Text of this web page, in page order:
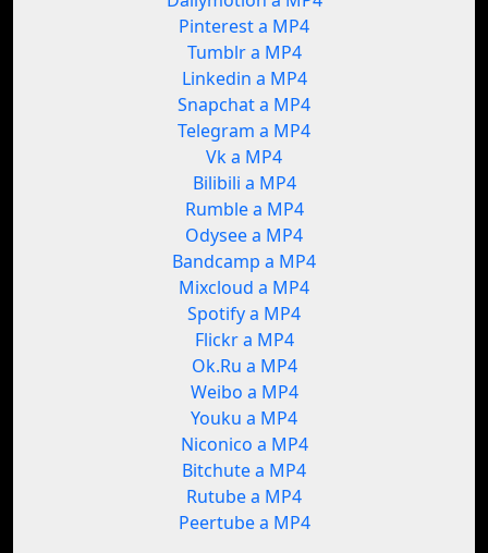
Pinterest a MP4
Tumblr a MP4
Linkedin a MP4
Snapchat a MP4
Telegram a MP4
Vk a MP4
Bilibili a MP4
Rumble a MP4
Odysee a MP4
Bandcamp a MP4
Mixcloud a MP4
Spotify a MP4
Flickr a MP4
Ok.Ru a MP4
Weibo a MP4
Youku a MP4
Niconico a MP4
Bitchute a MP4
Rutube a MP4
Peertube a MP4